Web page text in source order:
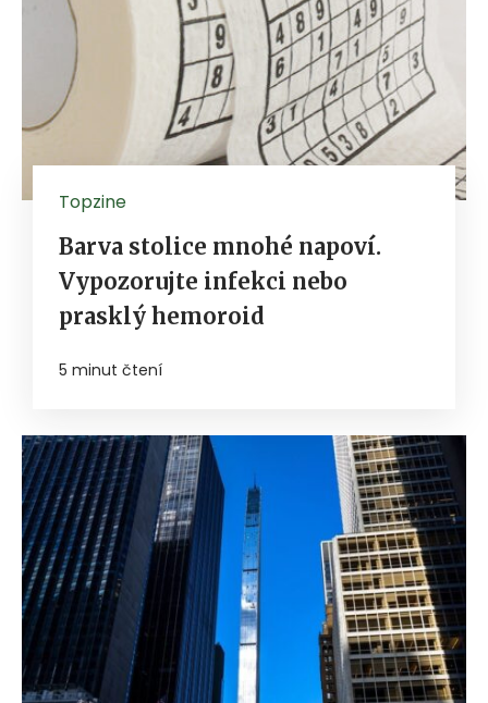
Topzine
Barva stolice mnohé napoví.
Vypozorujte infekci nebo
prasklý hemoroid
5 minut čtení